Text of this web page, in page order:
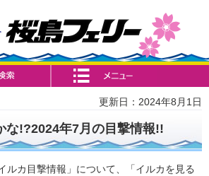
ュー コンテンツメニュー
更新日：2024年8月1日
な!?2024年7月の目撃情報!!
ルカ目撃情報」について、「イルカを見る